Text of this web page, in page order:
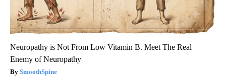
Neuropathy is Not From Low Vitamin B. Meet The Real
Enemy of Neuropathy
SmoothSpine